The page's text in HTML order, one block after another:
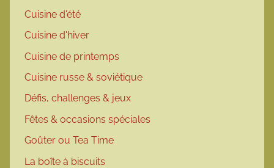
Cuisine d'été
Cuisine d'hiver
Cuisine de printemps
Cuisine russe & soviétique
Défis, challenges & jeux
Fêtes & occasions spéciales
Goûter ou Tea Time
La boîte à biscuits